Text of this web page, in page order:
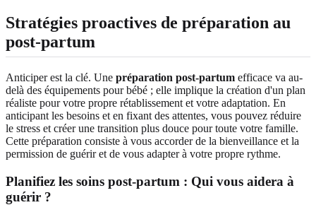
Stratégies proactives de préparation au
post-partum
Anticiper est la clé. Une préparation post-partum efficace va au-
delà des équipements pour bébé ; elle implique la création d'un plan
réaliste pour votre propre rétablissement et votre adaptation. En
anticipant les besoins et en fixant des attentes, vous pouvez réduire
le stress et créer une transition plus douce pour toute votre famille.
Cette préparation consiste à vous accorder de la bienveillance et la
permission de guérir et de vous adapter à votre propre rythme.
Planifiez les soins post-partum : Qui vous aidera à
guérir ?